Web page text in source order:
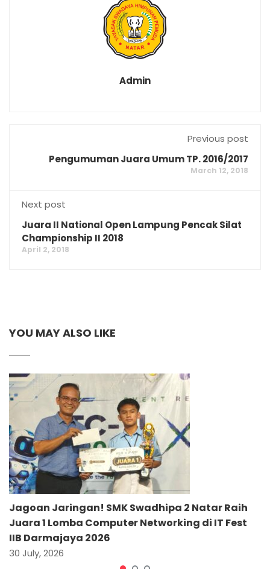
Admin
Previous post
Pengumuman Juara Umum TP. 2016/2017
March 12, 2018
Next post
Juara II National Open Lampung Pencak Silat
Championship II 2018
April 2, 2018
YOU MAY ALSO LIKE
Jagoan Jaringan! SMK Swadhipa 2 Natar Raih
Juara 1 Lomba Computer Networking di IT Fest
IIB Darmajaya 2026
30 July, 2026